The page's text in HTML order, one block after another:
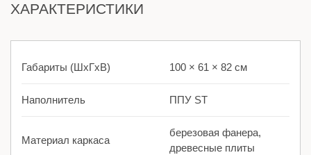
ХАРАКТЕРИСТИКИ
Габариты (ШхГхВ) 100 × 61 × 82 см
Наполнитель ППУ ST
Материал каркаса
березовая фанера,
древесные плиты